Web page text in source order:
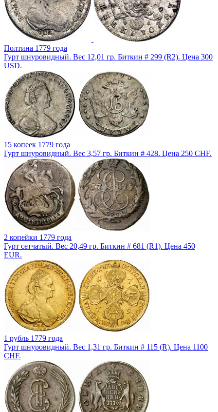
Полтина 1779 года
Гурт шнуровидный. Вес 12,01 гр. Биткин # 299 (R2). Цена 300
USD.
15 копеек 1779 года
Гурт шнуровидный. Вес 3,57 гр. Биткин # 428. Цена 250 CHF.
2 копейки 1779 года
Гурт сетчатый. Вес 20,49 гр. Биткин # 681 (R1). Цена 450
EUR.
1 рубль 1779 года
Гурт шнуровидный. Вес 1,31 гр. Биткин # 115 (R). Цена 1100
CHF.